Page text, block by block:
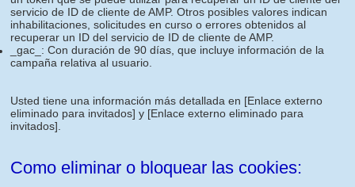
servicio de ID de cliente de AMP. Otros posibles valores indican
inhabilitaciones, solicitudes en curso o errores obtenidos al
recuperar un ID del servicio de ID de cliente de AMP.
_gac_: Con duración de 90 días, que incluye información de la
campaña relativa al usuario.
Usted tiene una información más detallada en [Enlace externo
eliminado para invitados] y [Enlace externo eliminado para
invitados]
Como eliminar o bloquear las cookies: